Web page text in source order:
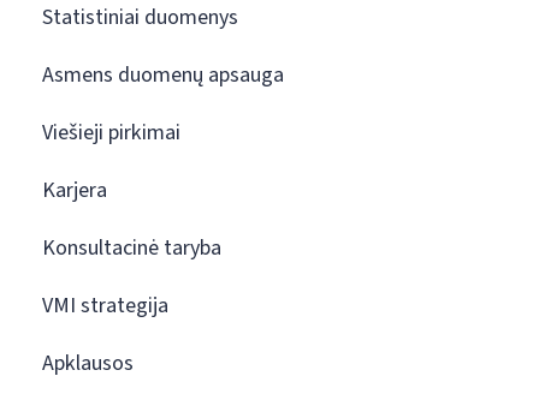
Statistiniai duomenys
Asmens duomenų apsauga
Viešieji pirkimai
Karjera
Konsultacinė taryba
VMI strategija
Apklausos